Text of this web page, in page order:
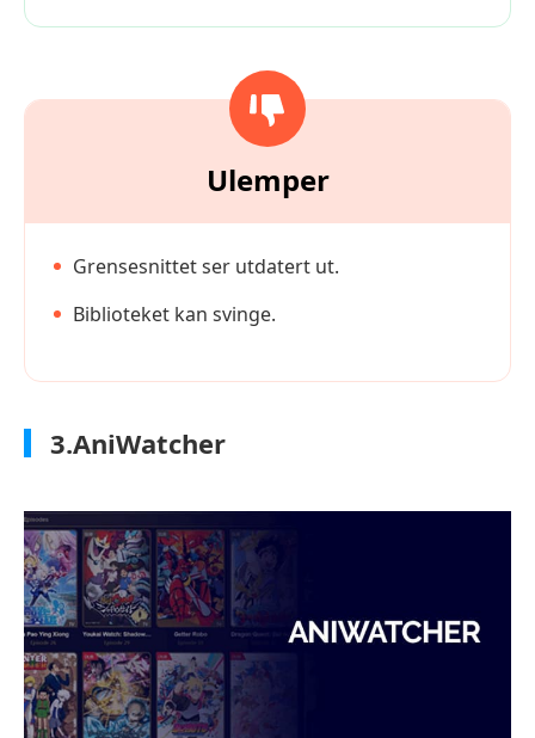
Ulemper
Grensesnittet ser utdatert ut.
Biblioteket kan svinge.
3.AniWatcher